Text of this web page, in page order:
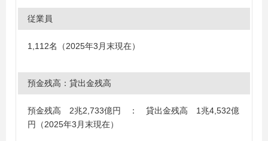
従業員
1,112名（2025年3月末現在）
預金残高：貸出金残高
預金残高 2兆2,733億円 ： 貸出金残高 1兆4,532億
円（2025年3月末現在）